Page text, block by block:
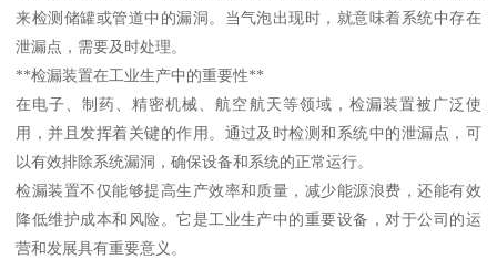
来检测储罐或管道中的漏洞。当气泡出现时，就意味着系统中存在
泄漏点，需要及时处理。
**检漏装置在工业生产中的重要性**
在电子、制药、精密机械、航空航天等领域，检漏装置被广泛使
用，并且发挥着关键的作用。通过及时检测和系统中的泄漏点，可
以有效排除系统漏洞，确保设备和系统的正常运行。
检漏装置不仅能够提高生产效率和质量，减少能源浪费，还能有效
降低维护成本和风险。它是工业生产中的重要设备，对于公司的运
营和发展具有重要意义。